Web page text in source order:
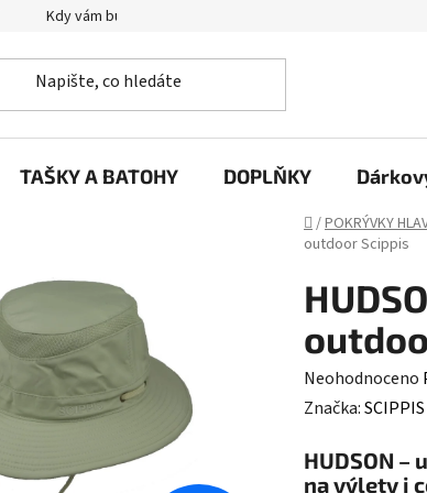
Kdy vám bude zboží doručené? Výměna zboží
TAŠKY A BATOHY DOPLŇKY
Domů
/POKRÝVKY
outdoor Scippis
Průměrné
hodnocení
je
Neohodnoceno
Značka:SCIPPIS
HUDSON
na výlety i